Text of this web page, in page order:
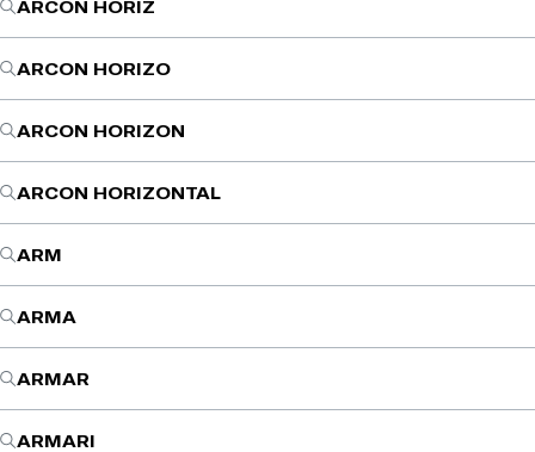
ARCON HORIZ
ARCON HORIZO
ARCON HORIZON
ARCON HORIZONTAL
ARM
ARMA
ARMAR
ARMARI